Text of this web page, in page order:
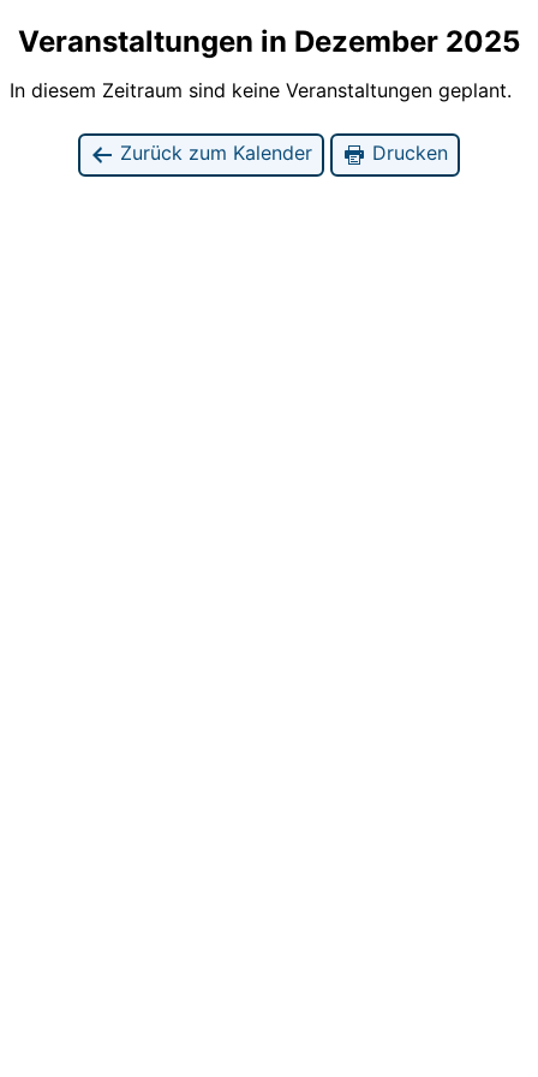
Veranstaltungen in Dezember 2025
In diesem Zeitraum sind keine Veranstaltungen geplant.
Zurück zum Kalender Drucken